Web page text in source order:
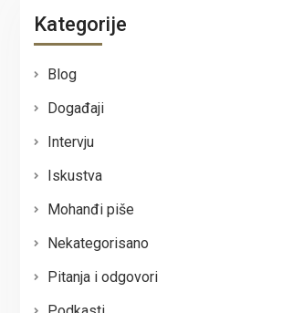
Kategorije
Blog
Događaji
Intervju
Iskustva
Mohanđi piše
Nekategorisano
Pitanja i odgovori